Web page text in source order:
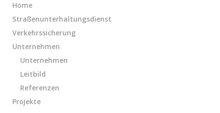
Home
Straßenunterhaltungsdienst
Verkehrssicherung
Unternehmen
Unternehmen
Leitbild
Referenzen
Projekte